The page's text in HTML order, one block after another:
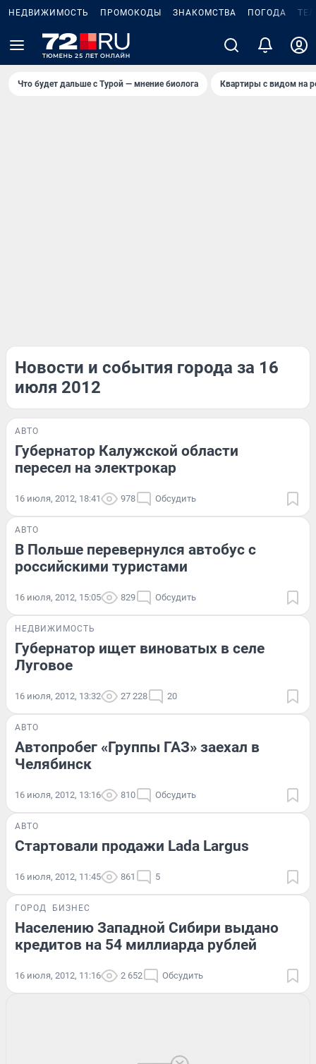
НЕДВИЖИМОСТЬ ПРОМОКОДЫ ЗНАКОМСТВА ПОГОДА
Что будет дальше с Турой — мнение биолога Квартиры с видом на
Новости и события города за 16
июля 2012
АВТО
Губернатор Калужской области
пересел на электрокар
16 июля, 2012, 18:41 978 Обсудить
АВТО
В Польше перевернулся автобус с
российскими туристами
16 июля, 2012, 15:05 829 Обсудить
НЕДВИЖИМОСТЬ
Губернатор ищет виноватых в селе
Луговое
16 июля, 2012, 13:32 27 228 20
АВТО
Автопробег «Группы ГАЗ» заехал в
Челябинск
16 июля, 2012, 13:16 810 Обсудить
АВТО
Стартовали продажи Lada Largus
16 июля, 2012, 11:45 861 5
ГОРОД БИЗНЕС
Населению Западной Сибири выдано
кредитов на 54 миллиарда рублей
16 июля, 2012, 11:16 2 652 Обсудить